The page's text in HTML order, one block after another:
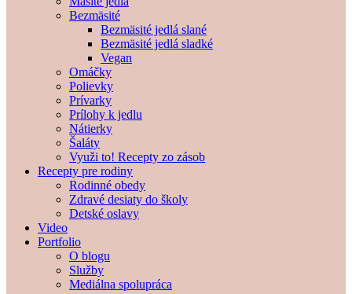
Bezmäsité
Bezmäsité jedlá slané
Bezmäsité jedlá sladké
Vegan
Omáčky
Polievky
Prívarky
Prílohy k jedlu
Nátierky
Šaláty
Využi to! Recepty zo zásob
Recepty pre rodiny
Rodinné obedy
Zdravé desiaty do školy
Detské oslavy
Video
Portfolio
O blogu
Služby
Mediálna spolupráca